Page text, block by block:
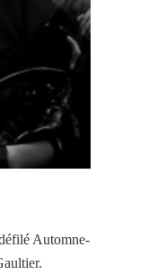
Automne-